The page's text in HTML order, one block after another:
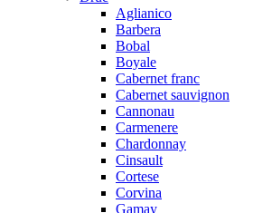
Aglianico
Barbera
Bobal
Boyale
Cabernet franc
Cabernet sauvignon
Cannonau
Carmenere
Chardonnay
Cinsault
Cortese
Corvina
Gamay